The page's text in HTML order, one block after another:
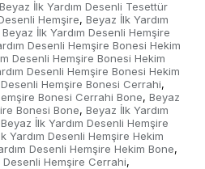
Beyaz İlk Yardım Desenli Tesettür
Hemşire, Beyaz İlk Yardım
Beyaz İlk Yardım Desenli Hemşire
Desenli Hemşire Bonesi Hekim
Desenli Hemşire Bonesi Hekim
Desenli Hemşire Bonesi Hekim
Desenli Hemşire Bonesi Cerrahi,
Bonesi Cerrahi Bone, Beyaz
Bonesi Bone, Beyaz İlk Yardım
Beyaz İlk Yardım Desenli Hemşire
Yardım Desenli Hemşire Hekim
Desenli Hemşire Hekim Bone,
Desenli Hemşire Cerrahi,